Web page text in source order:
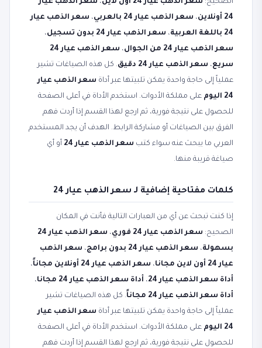
الصحيح: سعر الذهب عيار 24 أون لاين ، سعر الذهب عيار
24 أونلاين
، سعر الذهب عيار 24 بالعربي ، سعر الذهب عيار
24 باللغة العربية
، سعر الذهب عيار 24 بدون تسجيل
،
سعر الذهب عيار 24 من الجوال
،
سعر الذهب عيار 24
سريع، سعر الذهب عيار 24 دقيق
. كل هذه الصياغات تشير
عملياً إلى حاجة واحدة يمكن تلبيتها عبر أداة سعر الذهب عيار
24 اليوم
على مملكة الأدوات. استخدم الأداة في أعلى الصفحة
للحصول على نتيجة فورية، ثم ارجع لهذا القسم إذا أردت فهم
الفرق بين الصياغات أو مشاركة الرابط. الهدف أن يجد المستخدم
العربي ما يبحث عنه سواء كتب سعر الذهب عيار 24
أو أي
صياغة قريبة منها.
كلمات مفتاحية إضافية لـ سعر الذهب عيار 24
إذا كنت تبحث عن أي من العبارات التالية فأنت في المكان
الصحيح: سعر الذهب عيار 24 فوري ،
سعر الذهب عيار 24
بسهولة، سعر الذهب عيار 24 بدون برامج ، سعر الذهب
عيار 24 أون لاين مجانا
، سعر الذهب عيار 24 أونلاين مجاناً
،
أداة سعر الذهب عيار 24
، أداة سعر الذهب عيار 24 مجانا
،
أداة سعر الذهب عيار 24 مجاناً
. كل هذه الصياغات تشير
عملياً إلى حاجة واحدة يمكن تلبيتها عبر أداة سعر الذهب عيار
24 اليوم
على مملكة الأدوات. استخدم الأداة في أعلى الصفحة
للحصول على نتيجة فورية، ثم ارجع لهذا القسم إذا أردت فهم